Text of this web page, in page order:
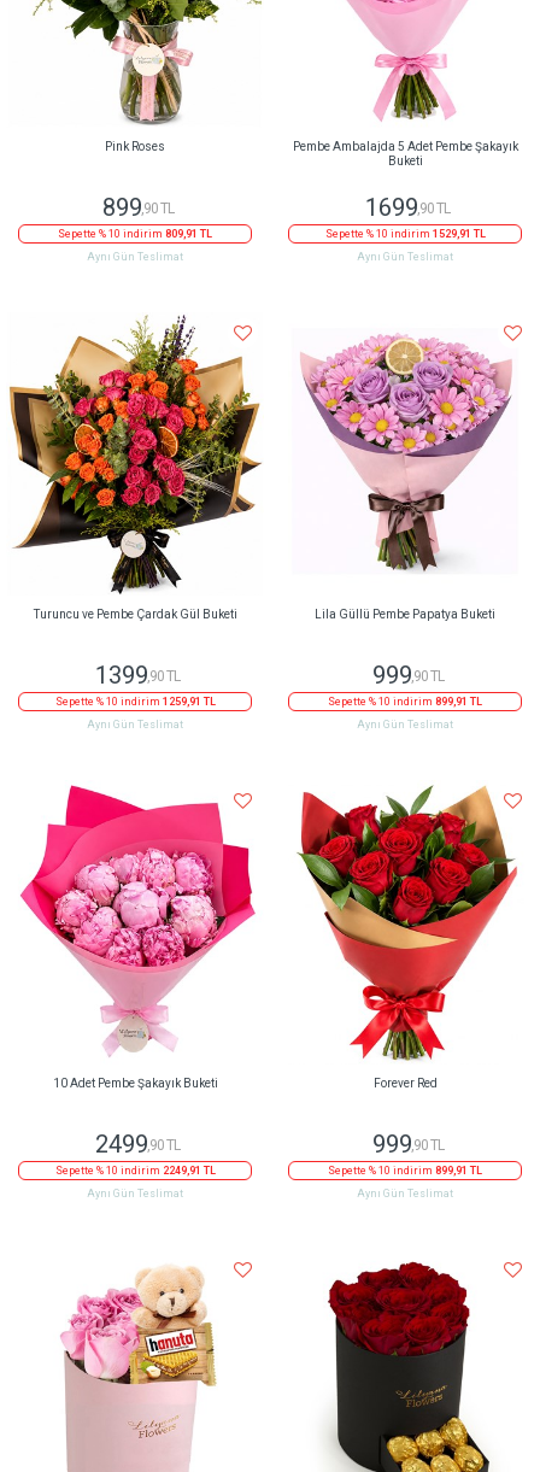
Pink Roses
899,90 TL
Sepette % 10 indirim 809,91 TL
Aynı Gün Teslimat
Pembe Ambalajda 5 Adet Pembe Şakayık
Buketi
1699 ,90 TL
Sepette % 10 indirim 1529,91 TL
Aynı Gün Teslimat
Turuncu ve Pembe Çardak Gül Buketi
1399,90 TL
Sepette % 10 indirim 1259,91 TL
Aynı Gün Teslimat
Lila Güllü Pembe Papatya Buketi
999,90 TL
Sepette % 10 indirim 899,91 TL
Aynı Gün Teslimat
10 Adet Pembe Şakayık Buketi
2499 ,90 TL
Sepette % 10 indirim 2249,91 TL
Aynı Gün Teslimat
Forever Red
999,90 TL
Sepette % 10 indirim 899,91 TL
Aynı Gün Teslimat